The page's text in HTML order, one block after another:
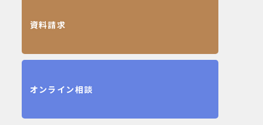
資料請求
オンライン相談